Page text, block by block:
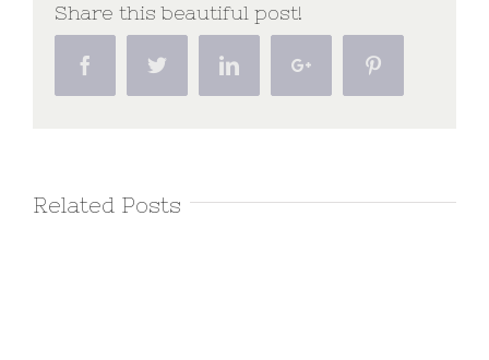
Share this beautiful post!
Facebook Twitter LinkedinGoogle+
Related Posts